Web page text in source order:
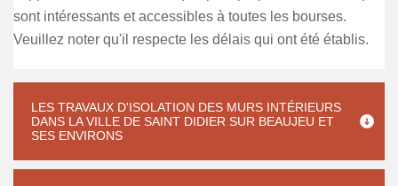
sont intéressants et accessibles à toutes les bourses.
Veuillez noter qu'il respecte les délais qui ont été établis.
LES TRAVAUX D'ISOLATION DES MURS INTÉRIEURS
DANS LA VILLE DE SAINT DIDIER SUR BEAUJEU ET
SES ENVIRONS